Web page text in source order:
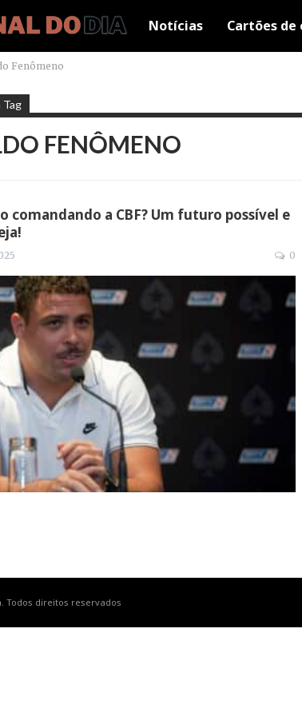
Notícias Cartões
Fenômeno
Tag
FENÔMENO
comandando a CBF? Um futuro possível e
0
Todos direitos reservados